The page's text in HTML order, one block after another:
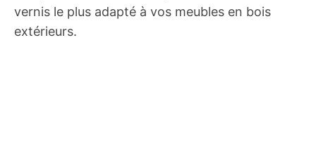
vernis le plus adapté à vos meubles en bois
extérieurs.